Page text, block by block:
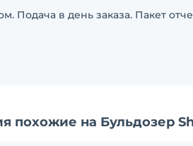
Подача в день заказа. Пакет
похожие на Бульдозер